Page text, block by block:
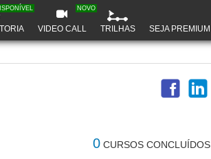
VIDEO CALL
NOVO
TRILHAS SEJA PREMIUM
0 CURSOS CONCLUÍDOS